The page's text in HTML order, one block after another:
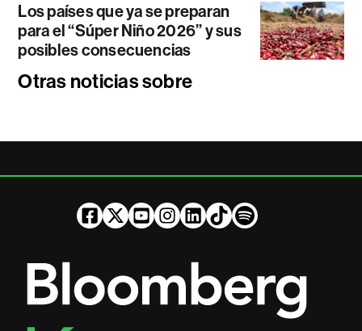
Los países que ya se preparan
para el “Súper Niño 2026” y sus
posibles consecuencias
Otras noticias sobre